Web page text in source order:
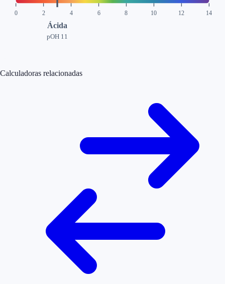
0 2 4 6 8 10 12 14
Ácida
pOH 11
Calculadoras relacionadas